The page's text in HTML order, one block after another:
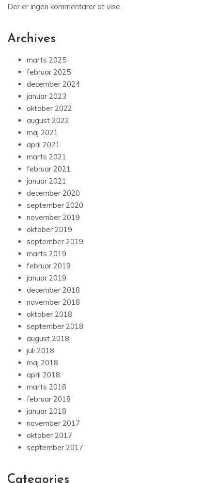
Der er ingen kommentarer at vise.
Archives
marts 2025
februar 2025
december 2024
januar 2023
oktober 2022
august 2022
maj 2021
april 2021
marts 2021
februar 2021
januar 2021
december 2020
september 2020
november 2019
oktober 2019
september 2019
marts 2019
februar 2019
januar 2019
december 2018
november 2018
oktober 2018
september 2018
august 2018
juli 2018
maj 2018
april 2018
marts 2018
februar 2018
januar 2018
november 2017
oktober 2017
september 2017
Categories